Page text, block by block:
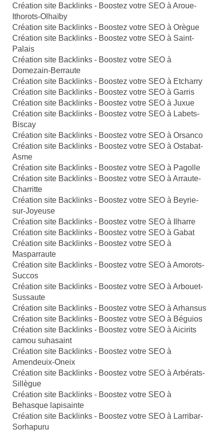
Création site Backlinks - Boostez votre SEO à Aroue-
Ithorots-Olhaïby
Création site Backlinks - Boostez votre SEO à Orègue
Création site Backlinks - Boostez votre SEO à Saint-
Palais
Création site Backlinks - Boostez votre SEO à
Domezain-Berraute
Création site Backlinks - Boostez votre SEO à Etcharry
Création site Backlinks - Boostez votre SEO à Garris
Création site Backlinks - Boostez votre SEO à Juxue
Création site Backlinks - Boostez votre SEO à Labets-
Biscay
Création site Backlinks - Boostez votre SEO à Orsanco
Création site Backlinks - Boostez votre SEO à Ostabat-
Asme
Création site Backlinks - Boostez votre SEO à Pagolle
Création site Backlinks - Boostez votre SEO à Arraute-
Charritte
Création site Backlinks - Boostez votre SEO à Beyrie-
sur-Joyeuse
Création site Backlinks - Boostez votre SEO à Ilharre
Création site Backlinks - Boostez votre SEO à Gabat
Création site Backlinks - Boostez votre SEO à
Masparraute
Création site Backlinks - Boostez votre SEO à Amorots-
Succos
Création site Backlinks - Boostez votre SEO à Arbouet-
Sussaute
Création site Backlinks - Boostez votre SEO à Arhansus
Création site Backlinks - Boostez votre SEO à Béguios
Création site Backlinks - Boostez votre SEO à Aicirits
camou suhasaint
Création site Backlinks - Boostez votre SEO à
Amendeuix-Oneix
Création site Backlinks - Boostez votre SEO à Arbérats-
Sillègue
Création site Backlinks - Boostez votre SEO à
Behasque lapisainte
Création site Backlinks - Boostez votre SEO à Larribar-
Sorhapuru